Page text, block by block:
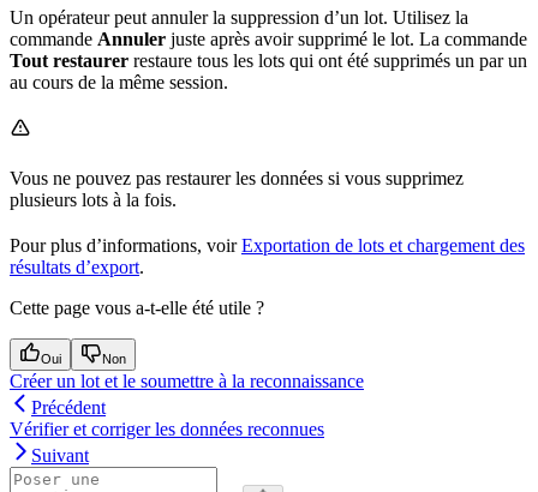
Un opérateur peut annuler la suppression d’un lot. Utilisez la
commande Annuler juste après avoir supprimé le lot. La commande
Tout restaurer restaure tous les lots qui ont été supprimés un par un
au cours de la même session.
Vous ne pouvez pas restaurer les données si vous supprimez
plusieurs lots à la fois.
Pour plus d’informations, voirExportation de lots et chargement des
résultats d’export.
Cette page vous a-t-elle été utile ?
Oui Non
Créer un lot et le soumettre à la reconnaissance
Précédent
Vérifier et corriger les données reconnues
Suivant